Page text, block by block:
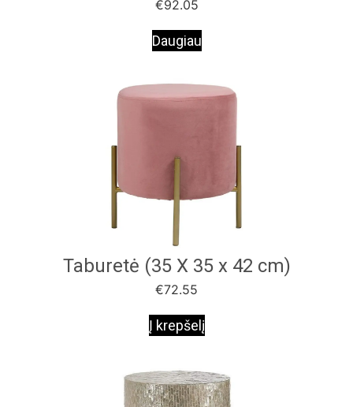
€92.05
Daugiau
Taburetė (35 X 35 x 42 cm)
€72.55
Į krepšelį